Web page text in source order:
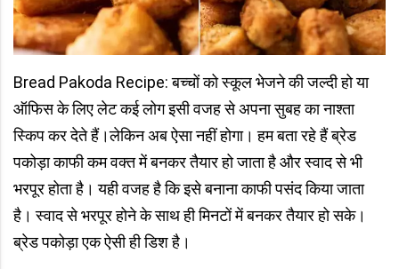
Bread Pakoda Recipe: बच्चों को स्कूल भेजने की जल्दी हो या
ऑफिस के लिए लेट कई लोग इसी वजह से अपना सुबह का नाश्ता
स्किप कर देते हैं।लेकिन अब ऐसा नहीं होगा। हम बता रहे हैं ब्रेड
पकोड़ा काफी कम वक्त में बनकर तैयार हो जाता है और स्वाद से भी
भरपूर होता है। यही वजह है कि इसे बनाना काफी पसंद किया जाता
है। स्वाद से भरपूर होने के साथ ही मिनटों में बनकर तैयार हो सके।
ब्रेड पकोड़ा एक ऐसी ही डिश है।